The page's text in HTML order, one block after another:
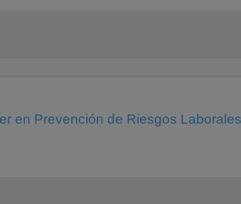
en Prevención de Riesgos